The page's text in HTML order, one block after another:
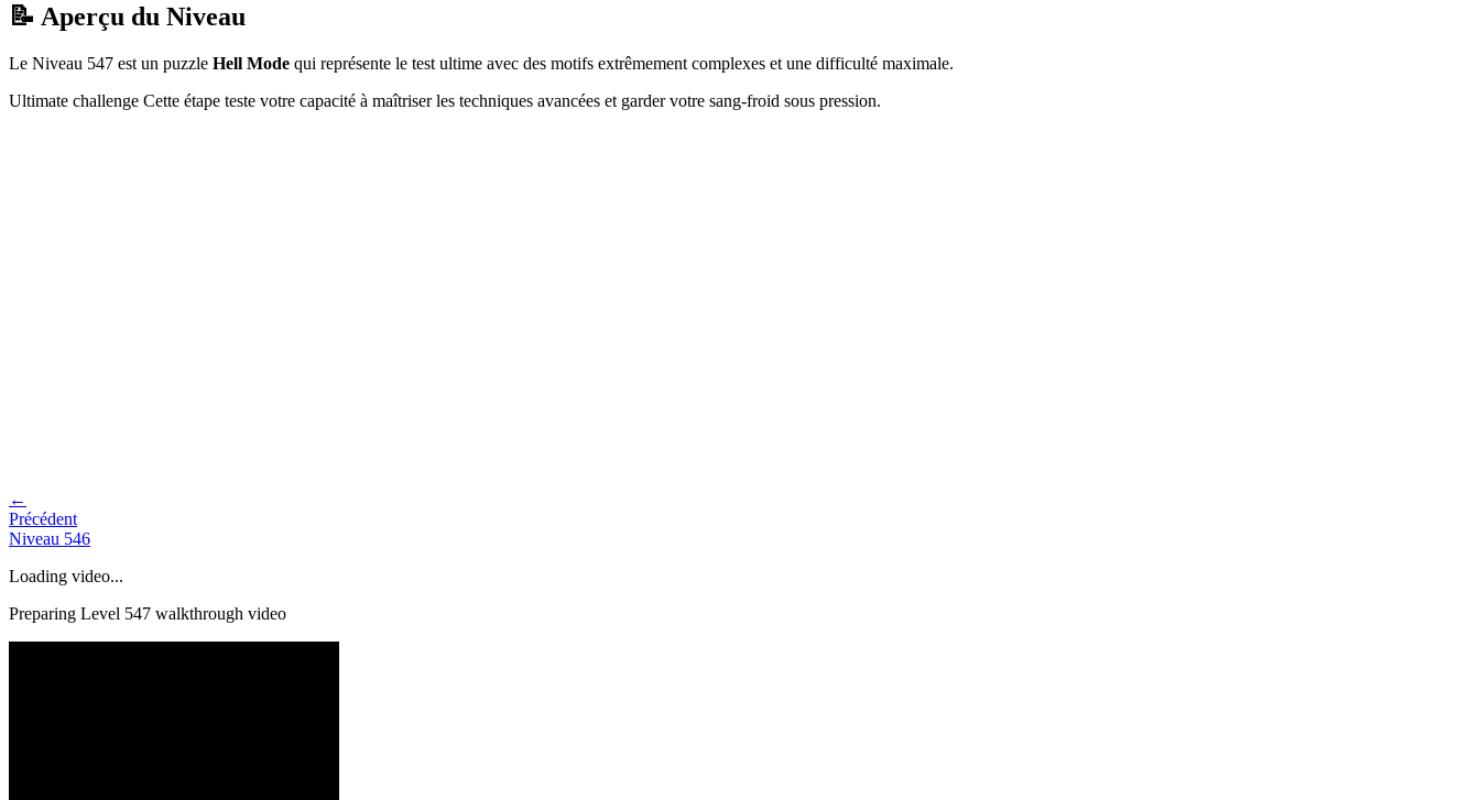
📝 Aperçu du Niveau
Le Niveau 547 est un puzzle Hell Mode qui représente le test ultime avec des motifs extrêmement complexes et une difficulté maximale.
Ultimate challenge Cette étape teste votre capacité à maîtriser les techniques avancées et garder votre sang-froid sous pression.
←
Précédent
Niveau 546
Loading video...
Preparing Level 547 walkthrough video